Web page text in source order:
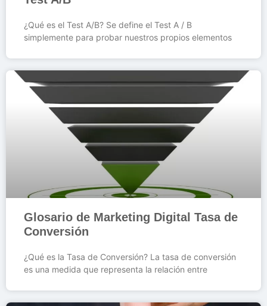
¿Qué es el Test A/B? Se define el Test A / B
simplemente para probar nuestros propios elementos
Glosario de Marketing Digital Tasa de
Conversión
¿Qué es la Tasa de Conversión? La tasa de conversión
es una medida que representa la relación entre